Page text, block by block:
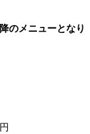
のメニューとなり